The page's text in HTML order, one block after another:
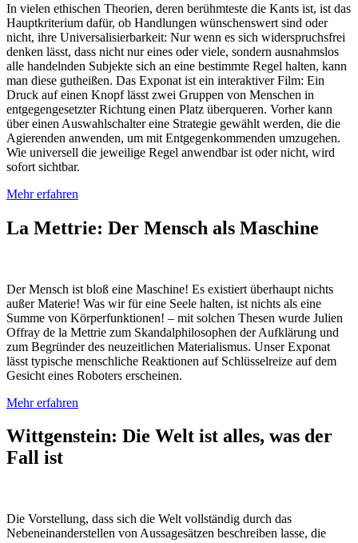
In vielen ethischen Theorien, deren berühmteste die Kants ist, ist das
Haupt­kri­te­ri­um dafür, ob Handlungen wün­schens­wert sind oder
nicht, ihre Uni­ver­sa­li­sier­bar­keit: Nur wenn es sich widerspruchsfrei
denken lässt, dass nicht nur eines oder viele, sondern aus­nahms­los
alle handelnden Subjekte sich an eine bestimmte Regel halten, kann
man diese gutheißen. Das Exponat ist ein interaktiver Film: Ein
Druck auf einen Knopf lässt zwei Gruppen von Menschen in
entgegengesetzter Richtung einen Platz überqueren. Vorher kann
über einen Auswahlschalter eine Strategie gewählt werden, die die
Agierenden anwenden, um mit Entgegenkommenden umzugehen.
Wie universell die jeweilige Regel anwendbar ist oder nicht, wird
sofort sichtbar.
Mehr erfahren
La Mettrie: Der Mensch als Maschine
Der Mensch ist bloß eine Maschine! Es existiert überhaupt nichts
außer Materie! Was wir für eine Seele halten, ist nichts als eine
Summe von Körperfunktionen! – mit solchen Thesen wurde Julien
Offray de la Mettrie zum Skandalphilosophen der Aufklärung und
zum Begründer des neuzeitlichen Materialismus. Unser Exponat
lässt typische menschliche Reaktionen auf Schlüsselreize auf dem
Gesicht eines Roboters erscheinen.
Mehr erfahren
Wittgenstein: Die Welt ist alles, was der
Fall ist
Die Vorstellung, dass sich die Welt vollständig durch das
Nebeneinanderstellen von Aus­sa­ge­sät­zen beschreiben lasse, die